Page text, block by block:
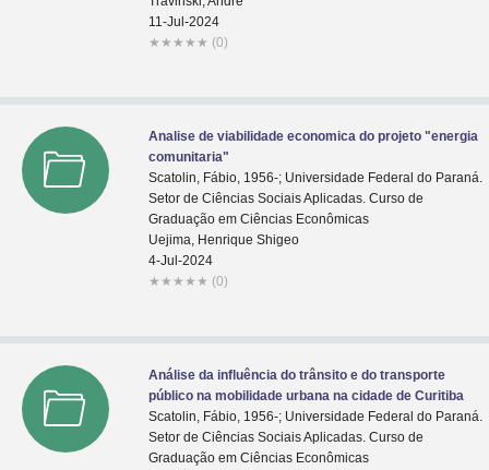
11-Jul-2024
★ ★ ★ ★ ★ (0)
Analise de viabilidade economica do projeto "energia
comunitaria"
Scatolin, Fábio, 1956-; Universidade Federal do Paraná.
Setor de Ciências Sociais Aplicadas. Curso de
Graduação em Ciências Econômicas
Uejima, Henrique Shigeo
4-Jul-2024
★ ★ ★ ★ ★ (0)
Análise da influência do trânsito e do transporte
público na mobilidade urbana na cidade de Curitiba
Scatolin, Fábio, 1956-; Universidade Federal do Paraná.
Setor de Ciências Sociais Aplicadas. Curso de
Graduação em Ciências Econômicas